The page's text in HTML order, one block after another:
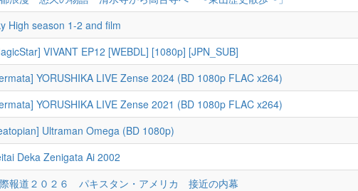
High season 1-2 and film
VIVANT EP12 [WEBDL] [1080p] [JPN_SUB]
YORUSHIKA LIVE Zense 2024 (BD 1080p FLAC x264)
YORUSHIKA LIVE Zense 2021 (BD 1080p FLAC x264)
Ultraman Omega (BD 1080p)
Deka Zenigata Ai 2002
報道２０２６ パキスタン・アメリカ 接近の内幕